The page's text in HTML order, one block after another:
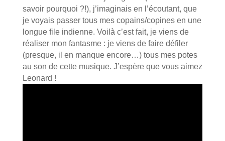
savoir pourquoi ?!), j’imaginais en l’écoutant, que
je voyais passer tous mes copains/copines en une
longue file indienne. Voilà c’est fait, je viens de
réaliser mon fantasme : je viens de faire défiler
(presque, il en manque encore…) tous mes potes
au son de cette musique. J’espère que vous aimez
Leonard !